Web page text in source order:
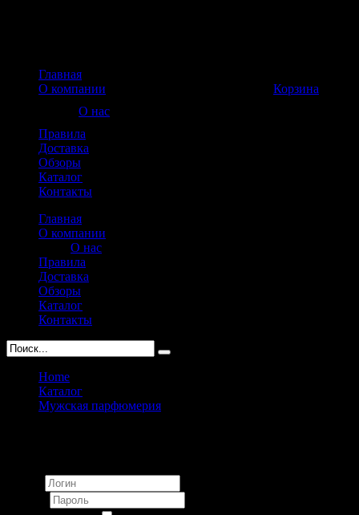
Корзина
Главная
О компании
О нас
Правила
Доставка
Обзоры
Каталог
Контакты
Главная
О компании
О нас
Правила
Доставка
Обзоры
Каталог
Контакты
Home
Каталог
Мужская парфюмерия